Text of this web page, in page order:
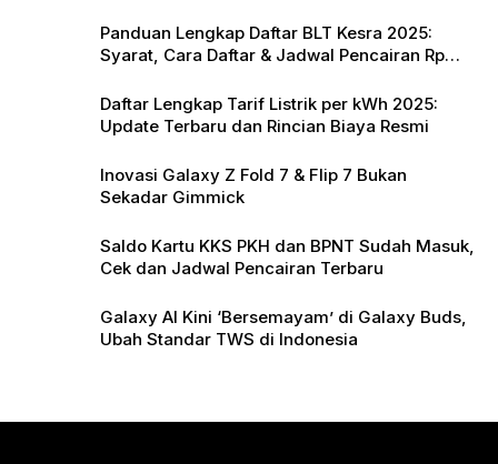
Panduan Lengkap Daftar BLT Kesra 2025:
Syarat, Cara Daftar & Jadwal Pencairan Rp
Daftar Lengkap Tarif Listrik per kWh 2025:
Update Terbaru dan Rincian Biaya Resmi
Inovasi Galaxy Z Fold 7 & Flip 7 Bukan
Sekadar Gimmick
Saldo Kartu KKS PKH dan BPNT Sudah Masuk,
Cek dan Jadwal Pencairan Terbaru
Galaxy AI Kini ‘Bersemayam’ di Galaxy Buds,
Ubah Standar TWS di Indonesia